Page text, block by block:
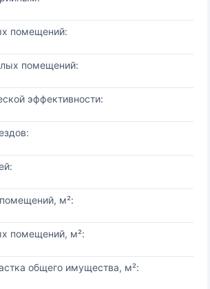
помещений:
помещений:
эффективности:
м²:
помещений, м²:
общего имущества, м²: